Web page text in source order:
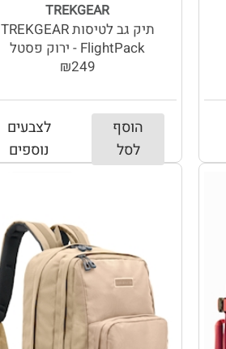
TREKGEAR
תיק גב לטיסות TREKGEAR
FlightPack - ירוק פסטל
₪249
הוסף
לסל
לצבעים
נוספים